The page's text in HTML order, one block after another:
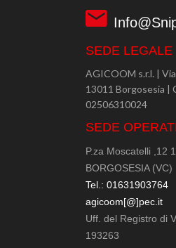
SEDE LEGALE
AGICOOM s.r.l. |
13011 Borgosesia |
02506310024
SEDE
P.za Moscatelli ,12
BORGOSESIA (VC)
Tel.: 01631903764
agicoom[@]pec.it
Uff. del Registro di
193263